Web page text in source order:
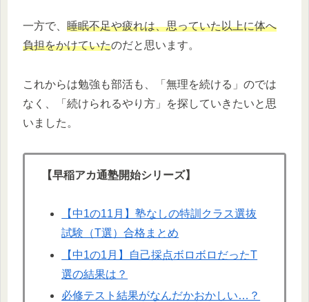
一方で、 睡眠不足や疲れは、思っていた以上に体へ
負担をかけていたのだと思います。
これからは勉強も部活も、「無理を続ける」のでは
なく、「続けられるやり方」を探していきたいと思
いました。
【早稲アカ通塾開始シリーズ】
【中1の11月】塾なしの特訓クラス選抜
試験（T選）合格まとめ
【中1の1月】自己採点ボロボロだったT
選の結果は？
必修テスト結果がなんだかおかしい…？